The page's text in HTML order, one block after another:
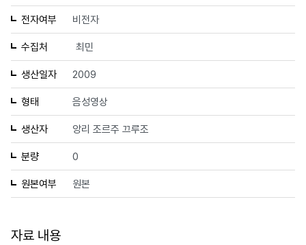
전자여부 비전자
수집처 최민
생산일자 2009
형태 음성영상
생산자 앙리 조르주 끄루조
분량 0
원본여부 원본
자료 내용